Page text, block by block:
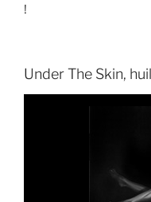
!
Under The Skin,